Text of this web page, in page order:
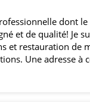
dont
et de qualité! Je
restauration de mes
Une adresse à
besoin d’un artisan!